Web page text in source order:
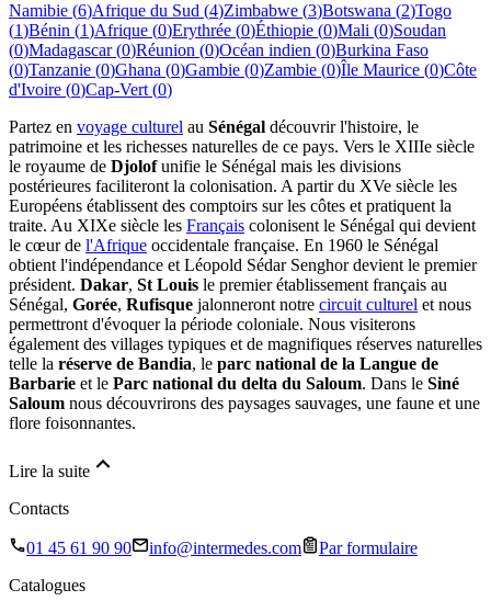
Namibie (6)Afrique du Sud (4)Zimbabwe (3)Botswana (2)Togo
(1)Bénin (1)Afrique (0)Erythrée (0)Éthiopie (0)Mali (0)Soudan
(0)Madagascar (0)Réunion (0)Océan indien (0)Burkina Faso
(0)Tanzanie (0)Ghana (0)Gambie (0)Zambie (0)Île Maurice (0)Côte
d'Ivoire (0)Cap-Vert (0)
Partez en voyage culturel au Sénégal découvrir l'histoire, le
patrimoine et les richesses naturelles de ce pays. Vers le XIIIe siècle
le royaume de Djolofunifie le Sénégal mais les divisions
postérieures faciliteront la colonisation. A partir du XVe siècle les
Européens établissent des comptoirs sur les côtes et pratiquent la
traite. Au XIXe siècle les Français colonisent le Sénégal qui devient
le cœur de l'Afrique occidentale française. En 1960 le Sénégal
obtient l'indépendance et Léopold Sédar Senghor devient le premier
président. Dakar, St Louis le premier établissement français au
Sénégal, Gorée, Rufisque jalonneront notre circuit culturel et nous
permettront d'évoquer la période coloniale. Nous visiterons
également des villages typiques et de magnifiques réserves naturelles
telle la réserve de Bandia, le parc national de la Langue de
Barbarie et le Parc national du delta du Saloum. Dans le Siné
Saloum nous découvrirons des paysages sauvages, une faune et une
flore foisonnantes.
Lire la suite
Contacts
01 45 61 90 90 info@intermedes.com
Par formulaire
Catalogues